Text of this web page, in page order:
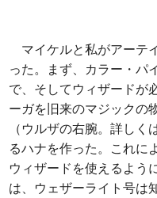
マイケルと私がアーテ
った。まず、カラー・パ
で、そしてウィザードが
ーガを旧来のマジックの
（ウルザの右腕。詳し
るハナを作った。これに
ウィザードを使えるよう
は、ウェザーライト号は